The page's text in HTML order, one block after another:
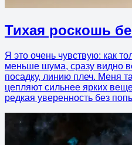
Тихая роскошь
Я это очень чувствую: как
меньше шума, сразу видно
посадку, линию плеч. Меня
цепляют сильнее ярких
редкая уверенность без